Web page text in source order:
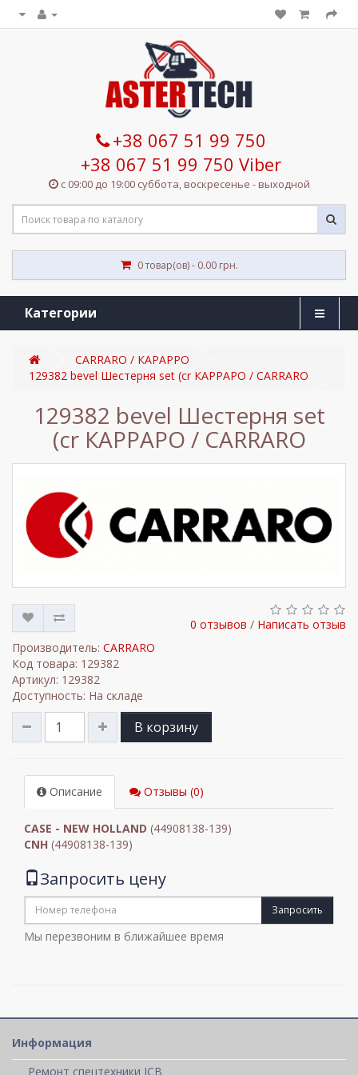
+38 067 51 99 750
+38 067 51 99 750 Viber
с 09:00 до 19:00 суббота, воскресенье - выходной
0 товар(ов) - 0.00 грн.
Категории
CARRARO / КАРАРРО
129382 bevel Шестерня set (cr КАРРАРО / CARRARO
129382 bevel Шестерня set
(cr КАРРАРО / CARRARO
0 отзывов / Написать отзыв
Производитель: CARRARO
Код товара: 129382
Артикул: 129382
Доступность: На складе
В корзину
Описание Отзывы (0)
CASE - NEW HOLLAND (44908138-139)
CNH (44908138-139)
Запросить цену
Запросить
Мы перезвоним в ближайшее время
Информация
Ремонт спецтехники JCB